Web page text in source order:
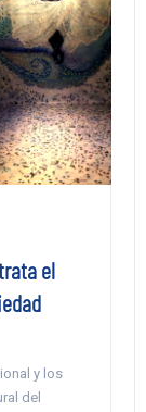
el
y los
del